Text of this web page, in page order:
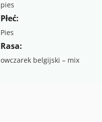
pies
Płeć:
Pies
Rasa:
owczarek belgijski – mix